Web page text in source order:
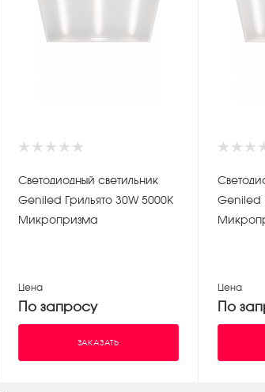
Светодиодный светильник
Geniled Грильято 30W 5000К
Микропризма
Цена
По запросу
ЗАКАЗАТЬ
Geniled
Цена
По